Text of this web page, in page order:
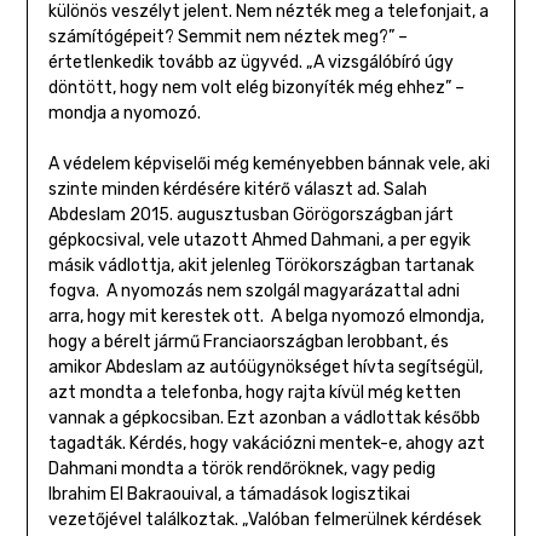
különös veszélyt jelent. Nem nézték meg a telefonjait, a
számítógépeit? Semmit nem néztek meg?” –
értetlenkedik tovább az ügyvéd. „A vizsgálóbíró úgy
döntött, hogy nem volt elég bizonyíték még ehhez” –
mondja a nyomozó.
A védelem képviselői még keményebben bánnak vele, aki
szinte minden kérdésére kitérő választ ad. Salah
Abdeslam 2015. augusztusban Görögországban járt
gépkocsival, vele utazott Ahmed Dahmani, a per egyik
másik vádlottja, akit jelenleg Törökországban tartanak
fogva. A nyomozás nem szolgál magyarázattal adni
arra, hogy mit kerestek ott. A belga nyomozó elmondja,
hogy a bérelt jármű Franciaországban lerobbant, és
amikor Abdeslam az autóügynökséget hívta segítségül,
azt mondta a telefonba, hogy rajta kívül még ketten
vannak a gépkocsiban. Ezt azonban a vádlottak később
tagadták. Kérdés, hogy vakációzni mentek-e, ahogy azt
Dahmani mondta a török rendőröknek, vagy pedig
Ibrahim El Bakraouival, a támadások logisztikai
vezetőjével találkoztak. „Valóban felmerülnek kérdések